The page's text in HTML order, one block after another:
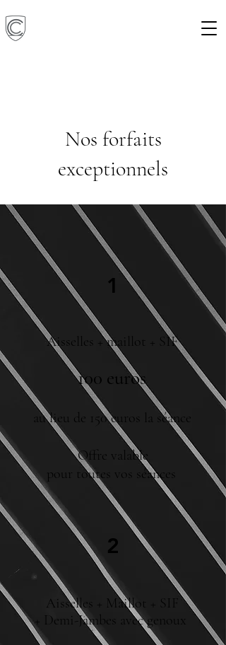
Nos forfaits
exceptionnels
1
Aisselles + maillot + SIF
100 euros
au lieu de 150 euros la séance
Offre valable
pour toutes vos séances
2
Aisselles + Maillot + SIF
+ Demi-Jambes avec genoux